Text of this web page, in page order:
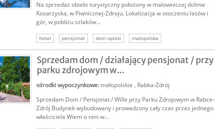
Na sprzedaż obiekt turystyczny położony w malowniczej dolinie
Kosarzyska, w Piwnicznej-Zdroju. Lokalizacja w otoczeniu lasów i
gór, w pobliżu szlaków...
hotel pensjonat dom opieki
małopolska
inwestycja hotelowa
inwestor hotel sprzedam hotel
Sprzedam dom / działający pensjonat / przy
parku zdrojowym w...
ośrodki wypoczynkowe: małopolskie , Rabka-Zdrój
Sprzedam Dom / Pensjonat / Wille przy Parku Zdrojowym w Rabce-
Zdrój Budynek wybudowany i prowadzony cały czas przez jednego
właściciela Wiem o nim w...